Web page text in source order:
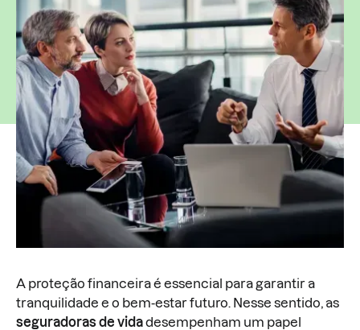
A proteção financeira é essencial para garantir a
tranquilidade e o bem-estar futuro. Nesse sentido, as
seguradoras de vidadesempenham um papel